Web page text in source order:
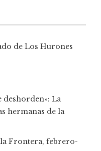
de Los Hurones
deshorden»: La
hermanas de la
Frontera, febrero-